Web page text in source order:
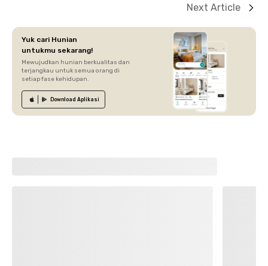
Next Article
Yuk cari Hunian
untukmu sekarang!
Mewujudkan hunian berkualitas dan
terjangkau untuk semua orang di
setiap fase kehidupan.
Download Aplikasi